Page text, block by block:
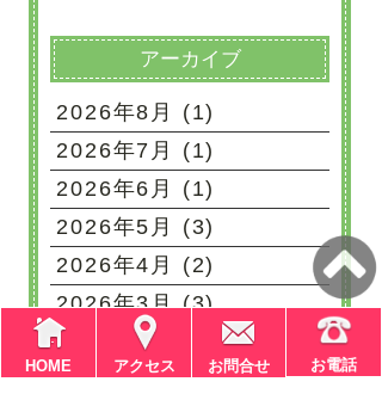
HOME アクセス お問合せ お電話
アーカイブ
2026年8月 (1)
2026年7月 (1)
2026年6月 (1)
2026年5月 (3)
2026年4月 (2)
2026年3月 (3)
2026年2月 (3)
2026年1月 (3)